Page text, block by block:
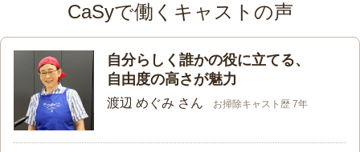
CaSyで働くキャストの声
自分らしく誰かの役に立てる、
自由度の高さが魅力
渡辺 めぐみ さん お掃除キャスト歴 7年